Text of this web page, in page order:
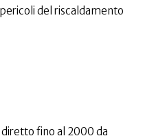
del riscaldamento
diretto fino al 2000 da